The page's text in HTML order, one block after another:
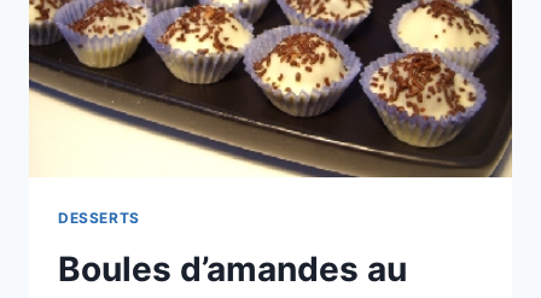
DESSERTS
Boules d’amandes au